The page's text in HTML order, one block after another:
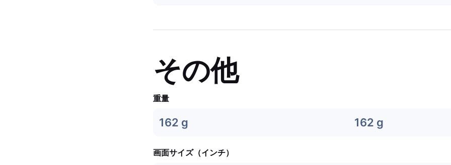
その他
重量
162 g 162 g
画面サイズ（インチ）